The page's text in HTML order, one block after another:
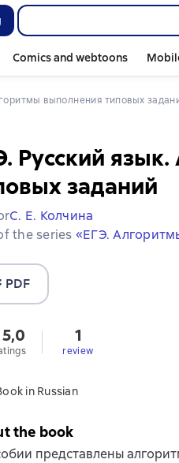
Comics and webtoons
выполнения типовых
Русский
заданий
С. Е. Колчина
the series «ЕГЭ.
PDF
5,0 1
review
in Russian
the book
представлены